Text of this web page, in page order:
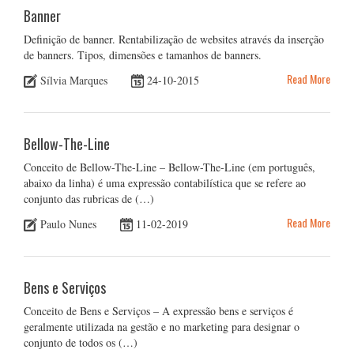
Banner
Definição de banner. Rentabilização de websites através da inserção
de banners. Tipos, dimensões e tamanhos de banners.
Sílvia Marques
24-10-2015 Read More
Bellow-The-Line
Conceito de Bellow-The-Line – Bellow-The-Line (em português,
abaixo da linha) é uma expressão contabilística que se refere ao
conjunto das rubricas de (…)
Paulo Nunes
11-02-2019 Read More
Bens e Serviços
Conceito de Bens e Serviços – A expressão bens e serviços é
geralmente utilizada na gestão e no marketing para designar o
conjunto de todos os (…)